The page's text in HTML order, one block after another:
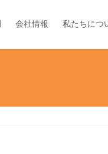
会社情報 私たちにつ